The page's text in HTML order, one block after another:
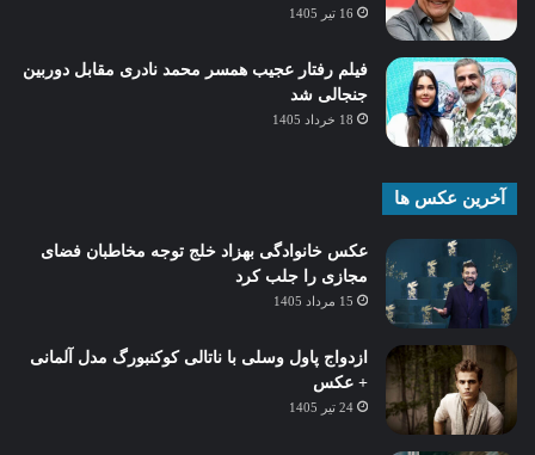
16 تیر 1405
فیلم رفتار عجیب همسر محمد نادری مقابل دوربین
جنجالی شد
18 خرداد 1405
آخرین عکس ها
عکس خانوادگی بهزاد خلج توجه مخاطبان فضای
مجازی را جلب کرد
15 مرداد 1405
ازدواج پاول وسلی با ناتالی کوکنبورگ مدل آلمانی
+ عکس
24 تیر 1405